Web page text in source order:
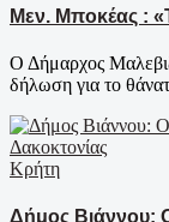
Μεν. Μποκέας :
Ο Δήμαρχος
δήλωση για το
Κρήτη
Δήμος Βιάννου: